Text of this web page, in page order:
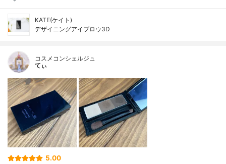
KATE(ケイト)
デザイニングアイブロウ3D
コスメコンシェルジュ
てぃ
5.00